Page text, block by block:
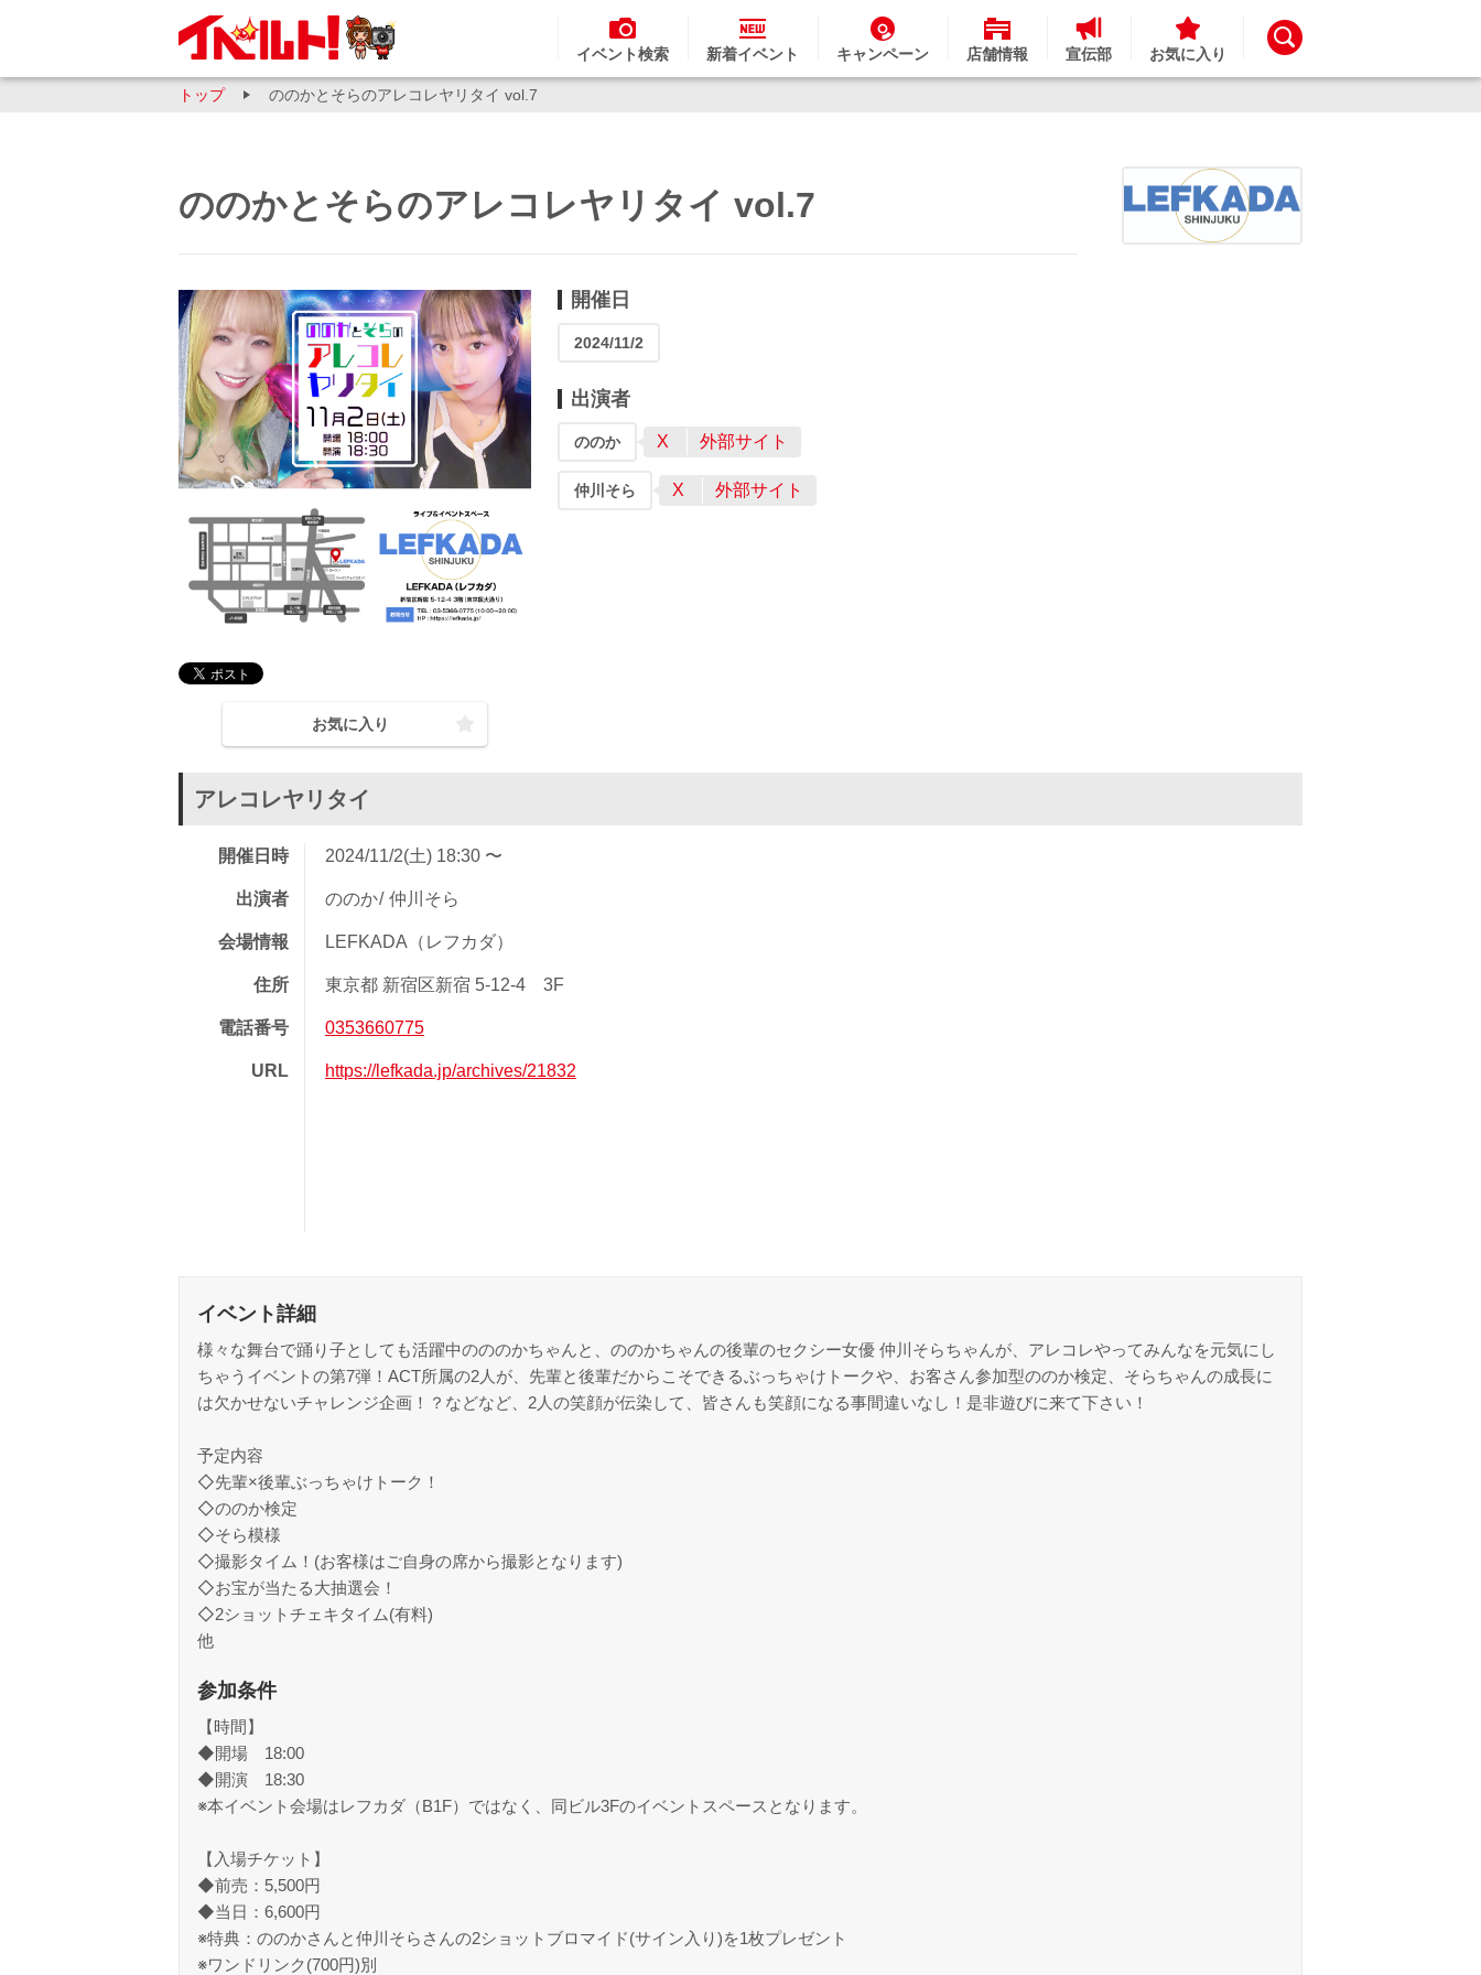
イベント検索 新着イベント キャンペーン 店舗情報 宣伝部 お気に入り
トップ ののかとそらのアレコレヤリタイ vol.7
ののかとそらのアレコレヤリタイ vol.7
お気に入り
開催日
2024/11/2
出演者
ののか X 外部サイト
仲川そら X 外部サイト
アレコレヤリタイ
開催日時 2024/11/2(土) 18:30 〜
出演者 ののか 仲川そら
会場情報 LEFKADA（レフカダ）
住所 東京都 新宿区新宿 5-12-4 3F
電話番号 0353660775
URL https://lefkada.jp/archives/21832
イベント詳細
様々な舞台で踊り子としても活躍中のののかちゃんと、ののかちゃんの後輩のセクシー女優 仲川そらちゃんが、アレコレやってみんなを元気にし
ちゃうイベントの第7弾！ACT所属の2人が、先輩と後輩だからこそできるぶっちゃけトークや、お客さん参加型ののか検定、そらちゃんの成長に
は欠かせないチャレンジ企画！？などなど、2人の笑顔が伝染して、皆さんも笑顔になる事間違いなし！是非遊びに来て下さい！
予定内容
◇先輩×後輩ぶっちゃけトーク！
◇ののか検定
◇そら模様
◇撮影タイム！(お客様はご自身の席から撮影となります)
◇お宝が当たる大抽選会！
◇2ショットチェキタイム(有料)
他
参加条件
【時間】
◆開場 18:00
◆開演 18:30
※本イベント会場はレフカダ（B1F）ではなく、同ビル3Fのイベントスペースとなります。
【入場チケット】
◆前売：5,500円
◆当日：6,600円
※特典：ののかさんと仲川そらさんの2ショットブロマイド(サイン入り)を1枚プレゼント
※ワンドリンク(700円)別